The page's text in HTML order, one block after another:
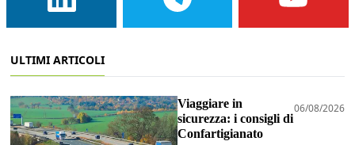
ULTIMI ARTICOLI
Viaggiare in
sicurezza: i consigli di
Confartigianato
06/08/2026